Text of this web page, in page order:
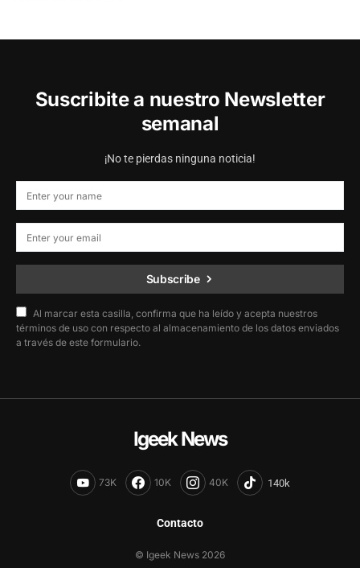
Suscribite a nuestro Newsletter
semanal
¡No te pierdas ninguna noticia!
Subscribe
Al marcar esta casilla, confirma que ha leído y acepta nuestros
términos de uso con respecto al almacenamiento de los datos enviados
a través de este formulario.
Igeek News
73K 10K 40K
Contacto
© Igeek News 2026